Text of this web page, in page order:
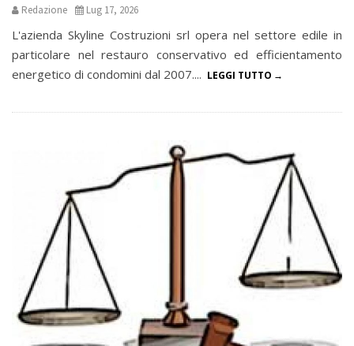
Redazione Lug 17, 2026
L'azienda Skyline Costruzioni srl opera nel settore edile in
particolare nel restauro conservativo ed efficientamento
energetico di condomini dal 2007.... LEGGI TUTTO